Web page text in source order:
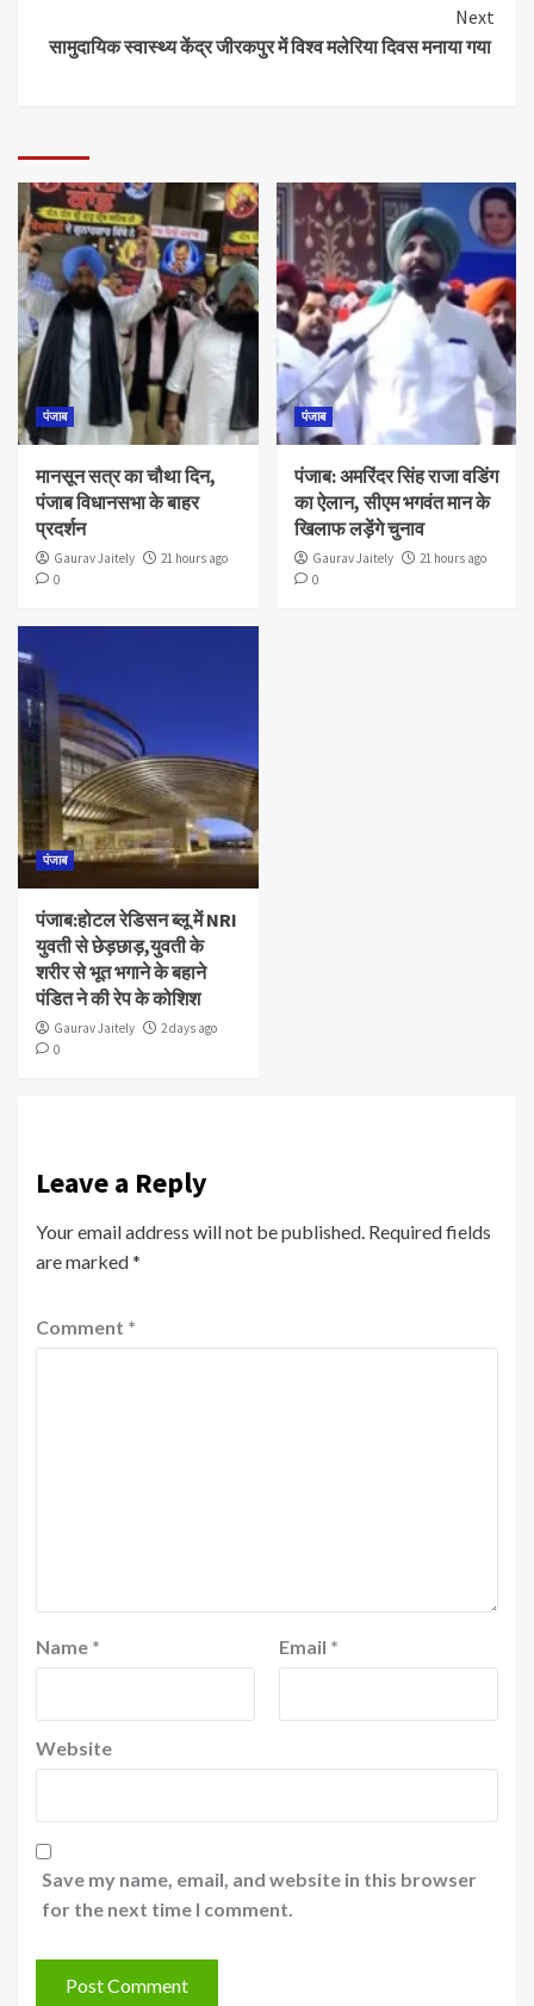
Next
सामुदायिक स्वास्थ्य केंद्र जीरकपुर में विश्व मलेरिया दिवस मनाया गया
पंजाब
मानसून सत्र का चौथा दिन,
पंजाब विधानसभा के बाहर
प्रदर्शन
Gaurav Jaitely
21 hours ago
0
पंजाब
पंजाब: अमरिंदर सिंह राजा वडिंग
का ऐलान, सीएम भगवंत मान के
खिलाफ लड़ेंगे चुनाव
Gaurav Jaitely
21 hours ago
0
पंजाब
पंजाब:होटल रेडिसन ब्लू में NRI
युवती से छेड़छाड़,युवती के
शरीर से भूत भगाने के बहाने
पंडित ने की रेप के कोशिश
Gaurav Jaitely
2 days ago
0
Leave a Reply
Your email address will not be published. Required fields
are marked*
Comment *
Name * Email *
Website
Save my name, email, and website in this browser
for the next time I comment.